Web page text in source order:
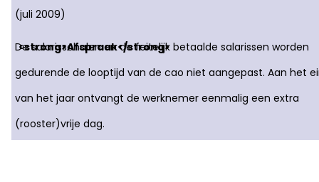
(juli 2009)
De salarisschalen en de feitelijk betaalde salarissen worden
gedurende de looptijd van de cao niet aangepast. Aan het
van het jaar ontvangt de werknemer eenmalig een extra
(rooster)vrije dag.